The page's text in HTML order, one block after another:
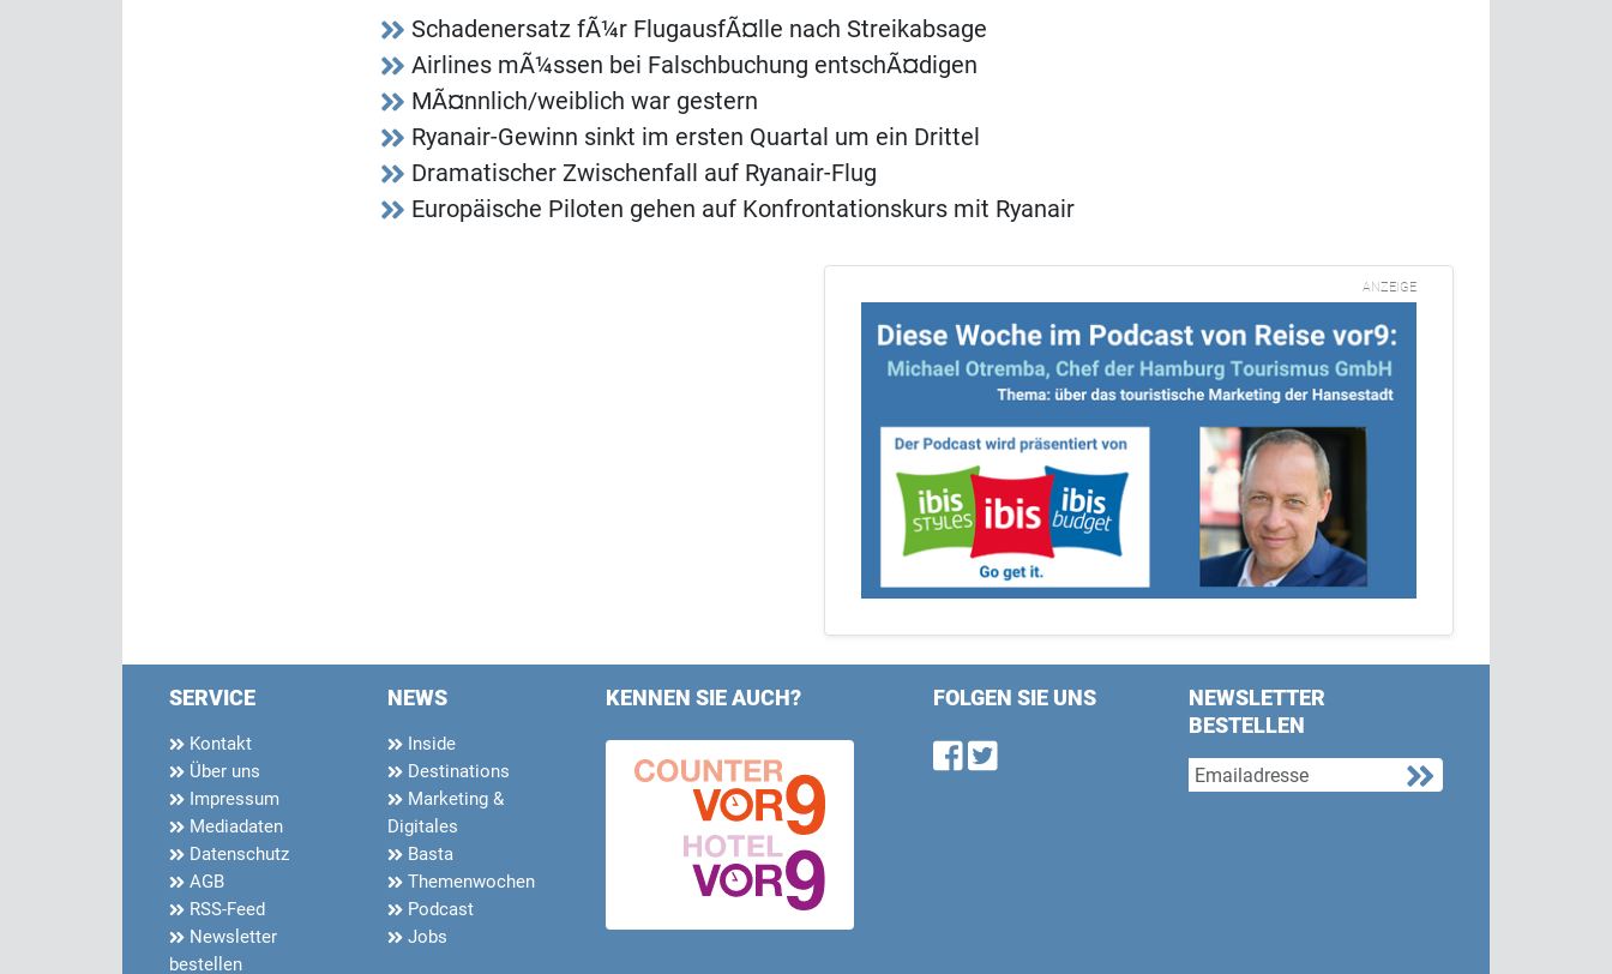
Schadenersatz fÃ¼r FlugausfÃ¤lle nach Streikabsage
Airlines mÃ¼ssen bei Falschbuchung entschÃ¤digen
MÃ¤nnlich/weiblich war gestern
Ryanair-Gewinn sinkt im ersten Quartal um ein Drittel
Dramatischer Zwischenfall auf Ryanair-Flug
Europäische Piloten gehen auf Konfrontationskurs mit Ryanair
ANZEIGE
SERVICE
Kontakt
Über uns
Impressum
Mediadaten
Datenschutz
AGB
RSS-Feed
Newsletter
bestellen
NEWS
Inside
Destinations
Marketing &
Digitales
Basta
Themenwochen
Podcast
Jobs
KENNEN SIE AUCH? FOLGEN SIE UNS
Find us on Facebook
Follow us on Twitter
NEWSLETTER
BESTELLEN